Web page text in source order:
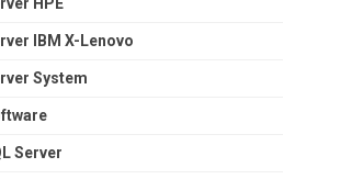
IBM X-Lenovo
System
Server